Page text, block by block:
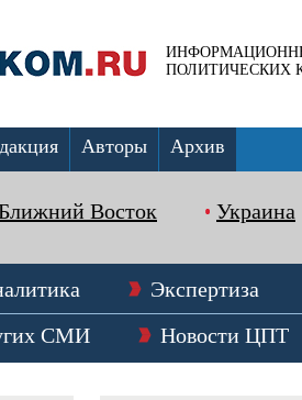
ПОЛИТИЧЕСКИХ
Авторы Архив
Восток Украина
Экспертиза
СМИ Новости ЦПТ